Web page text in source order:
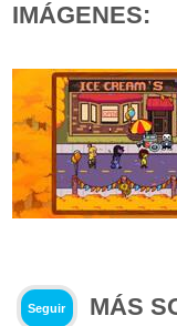
IMÁGENES:
Seguir MÁS